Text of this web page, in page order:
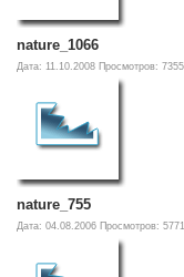
nature_1066
Дата: 11.10.2008 Просмотров: 7355
nature_755
Дата: 04.08.2006 Просмотров: 5771